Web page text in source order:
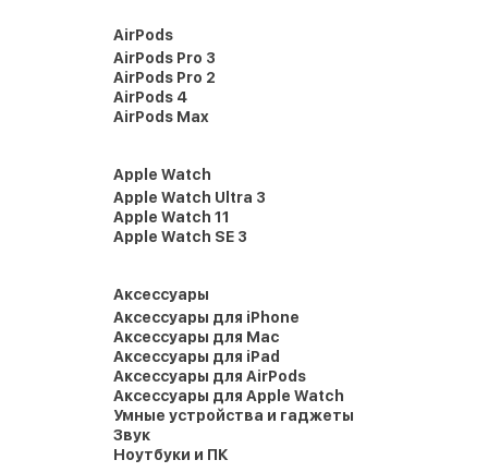
AirPods
AirPods Pro 3
AirPods Pro 2
AirPods 4
AirPods Max
Apple Watch
Apple Watch Ultra 3
Apple Watch 11
Apple Watch SE 3
Аксессуары
Аксессуары для iPhone
Аксессуары для Mac
Аксессуары для iPad
Аксессуары для AirPods
Аксессуары для Apple Watch
Умные устройства и гаджеты
Звук
Ноутбуки и ПК